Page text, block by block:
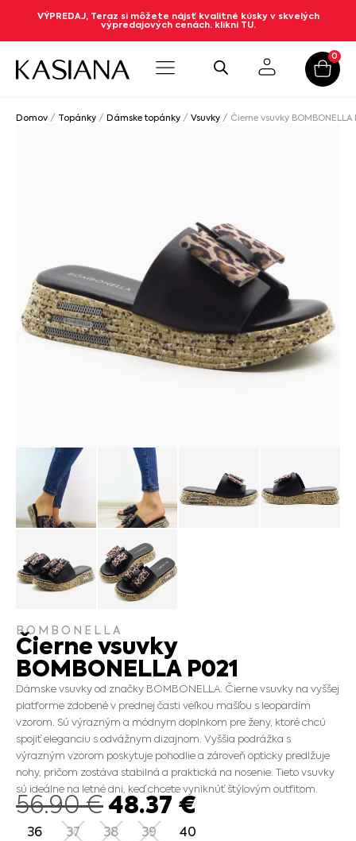
VÝPREDAJ, Teraz si môžete nájsť kvalitné kúsky v skvelých
výpredajových cenách. klikni TU.
0
Domov / Topánky / Dámske topánky / Vsuvky / Čierne vsuvky BOMBONELLA
BOMBONELLA
Čierne vsuvky
BOMBONELLA P021
Dámske vsuvky od značky BOMBONELLA. Čierne vsuvky na vyššej
platforme zdobené v prednej časti veľkou mašľou s leopardím
vzorom. Sú výrazným a módnym doplnkom pre ženy, ktoré chcú
spojiť eleganciu s odvážnym dizajnom. Vyššia podrážka s
výrazným vzorom poskytuje pohodlie a zároveň opticky predlžuje
nohy, pričom zostáva stabilná a praktická na nosenie. Tieto vsuvky
sú ideálne na letné dni, keď chcete vyniknúť štýlovým outfitom.
56.90€48.37 €
36 37 38 39 40